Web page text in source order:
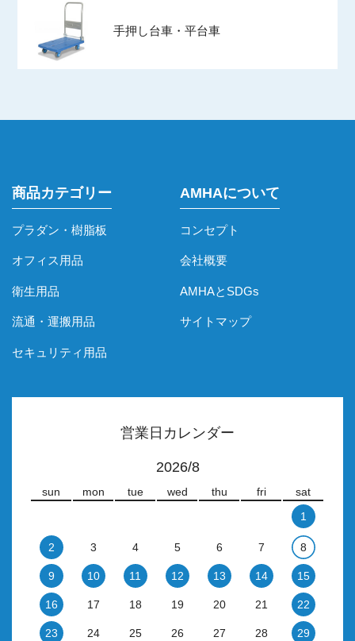
手押し台車・平台車
商品カテゴリー
プラダン・樹脂板
オフィス用品
衛生用品
流通・運搬用品
セキュリティ用品
AMHAについて
コンセプト
会社概要
AMHAとSDGs
サイトマップ
営業日カレンダー
2026/8
sun mon tue wed thu fri
sat
1
2 3 4 5 6 7 8
9 10 11 12 13 14 15
16 17 18 19 20 21 22
23 24 25 26 27 28 29